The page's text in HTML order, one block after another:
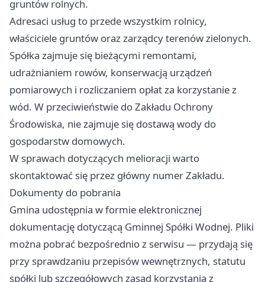
gruntów rolnych.
Adresaci usług to przede wszystkim rolnicy,
właściciele gruntów oraz zarządcy terenów zielonych.
Spółka zajmuje się bieżącymi remontami,
udrażnianiem rowów, konserwacją urządzeń
pomiarowych i rozliczaniem opłat za korzystanie z
wód. W przeciwieństwie do Zakładu Ochrony
Środowiska, nie zajmuje się dostawą wody do
gospodarstw domowych.
W sprawach dotyczących melioracji warto
skontaktować się przez główny numer Zakładu.
Dokumenty do pobrania
Gmina udostępnia w formie elektronicznej
dokumentację dotyczącą Gminnej Spółki Wodnej. Pliki
można pobrać bezpośrednio z serwisu — przydają się
przy sprawdzaniu przepisów wewnętrznych, statutu
spółki lub szczegółowych zasad korzystania z